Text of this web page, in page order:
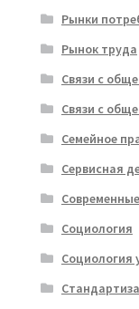
Рынки
Рынок труда
Связи с
Связи с
Семейное
Сервисная
Социология
Социология